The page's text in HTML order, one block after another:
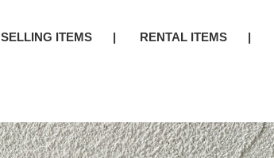
SELLING ITEMS RENTAL ITEMS